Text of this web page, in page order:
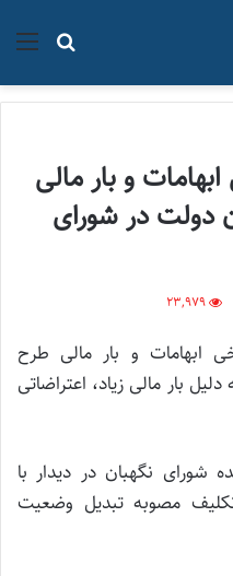
جستجو
و بار مالی
دولت در شورای
23,979
ابهامات و بار مالی طرح
بار مالی زیاد، اعتراضاتی
شورای نگهبان در دیدار با
مصوبه تبدیل وضعیت